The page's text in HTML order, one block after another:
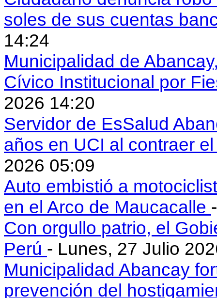
soles de sus cuentas
14:24
Municipalidad de
Cívico Institucional por
2026 14:20
Servidor de EsSalud
años en UCI al contraer
2026 05:09
Auto embistió a
en el Arco de Maucacalle
Con orgullo patrio, el
Perú - Lunes, 27 Julio
Municipalidad Abancay
prevención del